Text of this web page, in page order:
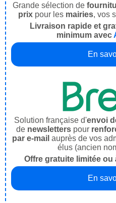
Grande sélection de
prix pour les mairies, vos
Livraison rapide et
minimum avec
En
Solution française d'envoi
de newsletters pour
par e-mail auprès de vos
élus (ancien
Offre gratuite limitée ou
En